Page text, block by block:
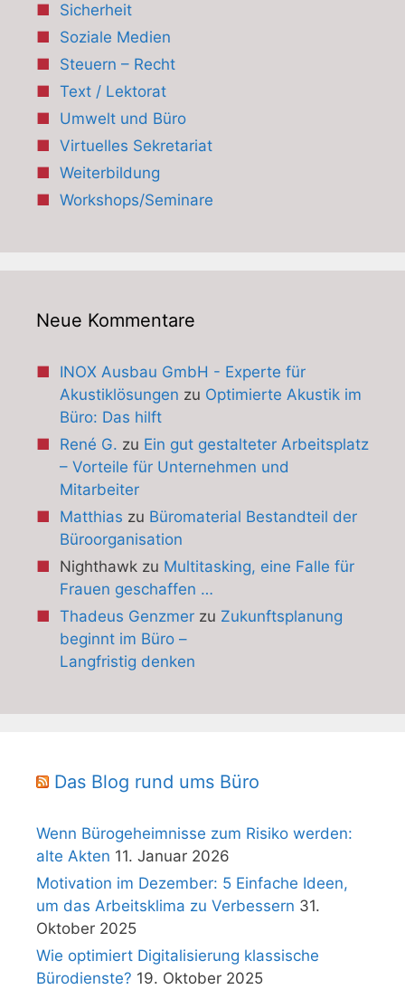
Sicherheit
Soziale Medien
Steuern – Recht
Text / Lektorat
Umwelt und Büro
Virtuelles Sekretariat
Weiterbildung
Workshops/Seminare
Neue Kommentare
INOX Ausbau GmbH - Experte für
Akustiklösungen zu Optimierte Akustik im
Büro: Das hilft
René G. zu Ein gut gestalteter Arbeitsplatz
– Vorteile für Unternehmen und
Mitarbeiter
Matthias zu Büromaterial Bestandteil der
Büroorganisation
Nighthawkzu Multitasking, eine Falle für
Frauen geschaffen …
Thadeus Genzmerzu Zukunftsplanung
beginnt im Büro –
Langfristig denken
Das Blog rund ums Büro
Wenn Bürogeheimnisse zum Risiko werden:
alte Akten 11. Januar 2026
Motivation im Dezember: 5 Einfache Ideen,
um das Arbeitsklima zu Verbessern 31.
Oktober 2025
Wie optimiert Digitalisierung klassische
Bürodienste? 19. Oktober 2025